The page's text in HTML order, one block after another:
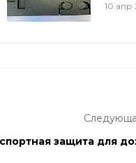
10 апр
защита для